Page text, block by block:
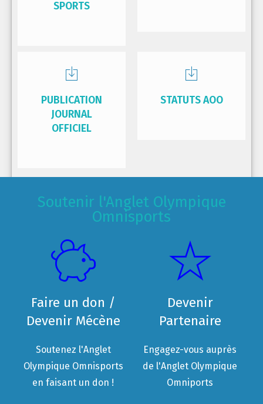
SPORTS
PUBLICATION
JOURNAL
OFFICIEL
STATUTS AOO
Soutenir l'Anglet Olympique
Omnisports
Faire un don /
Devenir Mécène
Soutenez l'Anglet
Olympique Omnisports
en faisant un don !
Devenir
Partenaire
Engagez-vous auprès
de l'Anglet Olympique
Omniports